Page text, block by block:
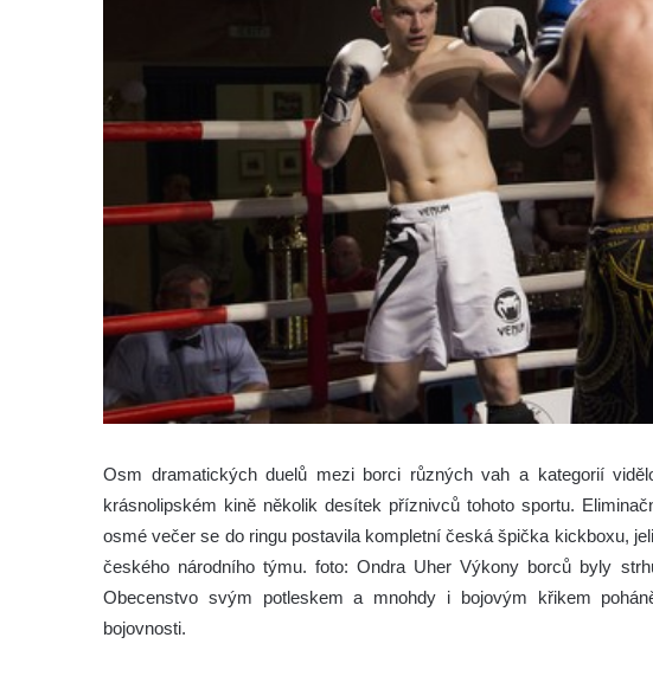
Osm dramatických duelů mezi borci různých vah a kategorií
krásnolipském kině několik desítek příznivců tohoto sportu.
osmé večer se do ringu postavila kompletní česká špička kickboxu,
českého národního týmu. foto: Ondra UherVýkony borců byly
Obecenstvo svým potleskem a mnohdy i bojovým křikem
bojovnosti.